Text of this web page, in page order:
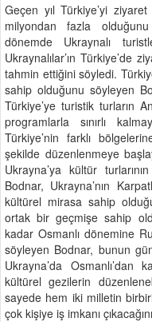
Geçen yıl Türkiye’yi
milyondan fazla
dönemde Ukraynalı
Ukraynalılar’ın Türkiye’de
tahmin ettiğini söyledi.
sahip olduğunu söyleyen
Türkiye’ye turistik turların
programlarla sınırlı
Türkiye’nin farklı
şekilde düzenlenmeye
Ukrayna’ya kültür
Bodnar, Ukrayna’nın
kültürel mirasa sahip
ortak bir geçmişe sahip
kadar Osmanlı dönemine
söyleyen Bodnar, bunun
Ukrayna’da
kültürel gezilerin
sayede hem iki milletin
çok kişiye iş imkanı